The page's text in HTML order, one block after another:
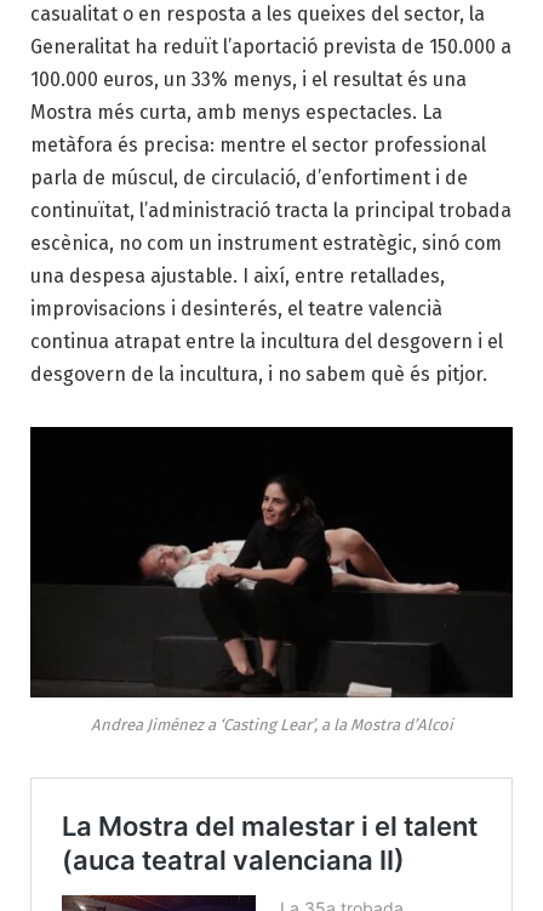
casualitat o en resposta a les queixes del sector, la
Generalitat ha reduït l’aportació prevista de 150.000 a
100.000 euros, un 33% menys, i el resultat és una
Mostra més curta, amb menys espectacles. La
metàfora és precisa: mentre el sector professional
parla de múscul, de circulació, d’enfortiment i de
continuïtat, l’administració tracta la principal trobada
escènica, no com un instrument estratègic, sinó com
una despesa ajustable. I així, entre retallades,
improvisacions i desinterés, el teatre valencià
continua atrapat entre la incultura del desgovern i el
desgovern de la incultura, i no sabem què és pitjor.
Andrea Jiménez a ‘Casting Lear’, a la Mostra d’Alcoi